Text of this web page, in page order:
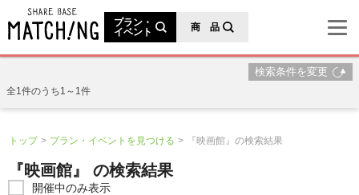
プラン・
イベント
商 品
検索条件を変更
全1件のうち1～1件
トップ プラン・イベントを見つける 『映画館』の検索結果
『映画館』 の検索結果
開催中のみ表示